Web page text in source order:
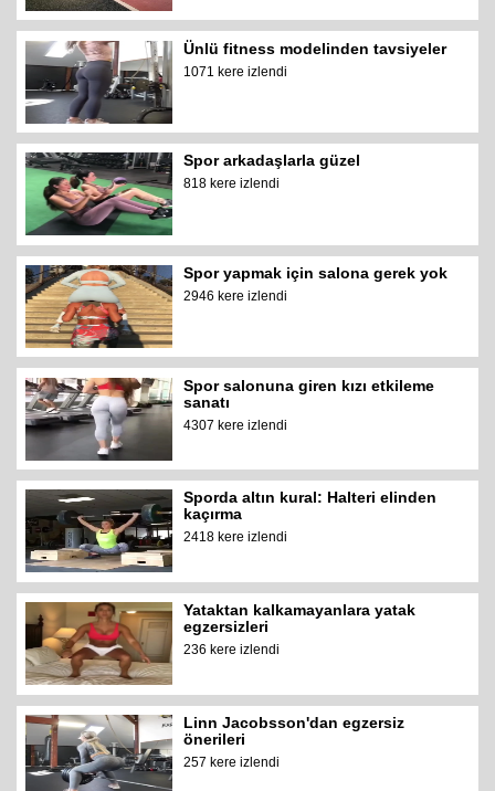
Ünlü fitness modelinden tavsiyeler
1071 kere izlendi
Spor arkadaşlarla güzel
818 kere izlendi
Spor yapmak için salona gerek yok
2946 kere izlendi
Spor salonuna giren kızı etkileme
sanatı
4307 kere izlendi
Sporda altın kural: Halteri elinden
kaçırma
2418 kere izlendi
Yataktan kalkamayanlara yatak
egzersizleri
236 kere izlendi
Linn Jacobsson'dan egzersiz
önerileri
257 kere izlendi